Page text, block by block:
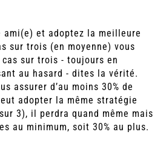
ami(e) et adoptez la meilleure
sur trois (en moyenne) vous
sur trois - toujours en
au hasard - dites la vérité.
assurer d’au moins 30% de
adopter la même stratégie
3), il perdra quand même mais
au minimum, soit 30% au plus.